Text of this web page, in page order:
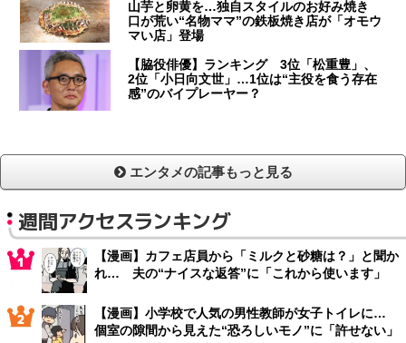
山芋と卵黄を…独自スタイルのお好み焼き
口が荒い“名物ママ”の鉄板焼き店が「オモウ
マい店」登場
【脇役俳優】ランキング 3位「松重豊」、
2位「小日向文世」…1位は“主役を食う存在
感”のバイプレーヤー？
エンタメの記事もっと見る
週間アクセスランキング
【漫画】カフェ店員から「ミルクと砂糖は？」と聞か
れ… 夫の“ナイスな返答”に「これから使います」
【漫画】小学校で人気の男性教師が女子トイレに…
個室の隙間から見えた“恐ろしいモノ”に「許せない」